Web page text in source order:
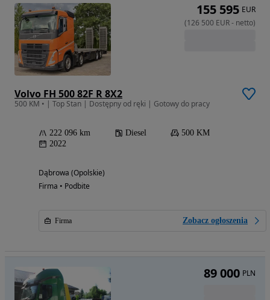
Volvo FH 500 82F R 8X2
500 KM • | Top Stan | Dostępny od ręki | Gotowy do pracy
222 096 km Diesel
500 KM
2022
Dąbrowa (Opolskie)
Firma • Podbite
Firma Zobacz ogłoszenia
155 595 EUR
(126 500 EUR- netto)
89 000 PLN